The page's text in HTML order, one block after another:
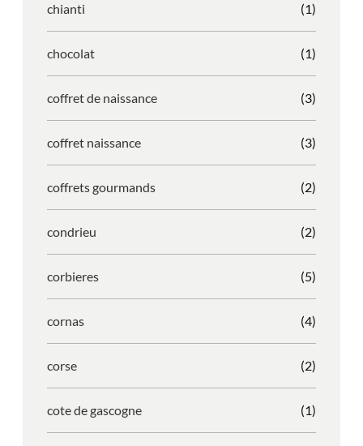
chianti (1)
chocolat (1)
coffret de naissance (3)
coffret naissance (3)
coffrets gourmands (2)
condrieu (2)
corbieres (5)
cornas (4)
corse (2)
cote de gascogne (1)